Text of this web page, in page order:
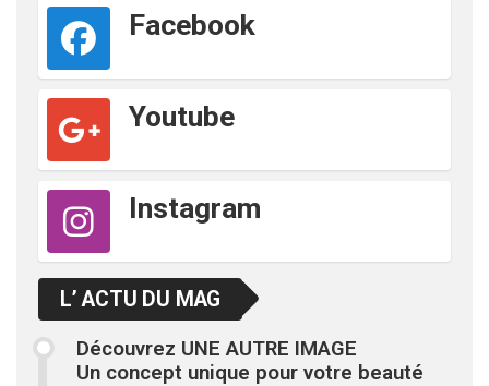
Facebook
Youtube
Instagram
L’ ACTU DU MAG
Découvrez UNE AUTRE IMAGE
Un concept unique pour votre beauté